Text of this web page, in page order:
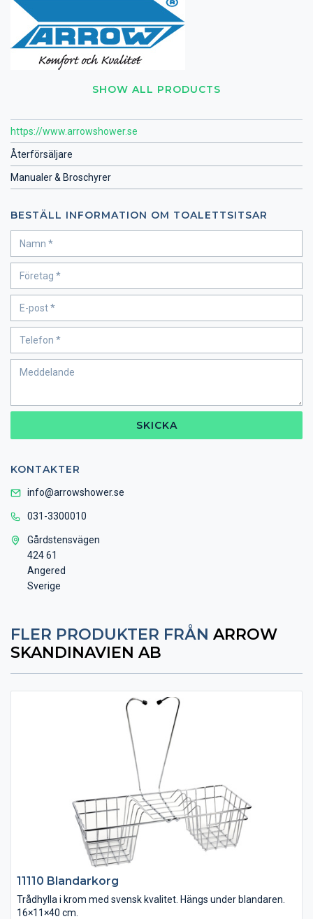
SHOW ALL PRODUCTS
https://www.arrowshower.se
Återförsäljare
Manualer & Broschyrer
BESTÄLL INFORMATION OM TOALETTSITSAR
SKICKA
KONTAKTER
info@arrowshower.se
031-3300010
Gårdstensvägen
424 61
Angered
Sverige
FLER PRODUKTER FRÅN ARROW
SKANDINAVIEN AB
11110 Blandarkorg
Trådhylla i krom med svensk kvalitet. Hängs under blandaren.
16×11×40 cm.